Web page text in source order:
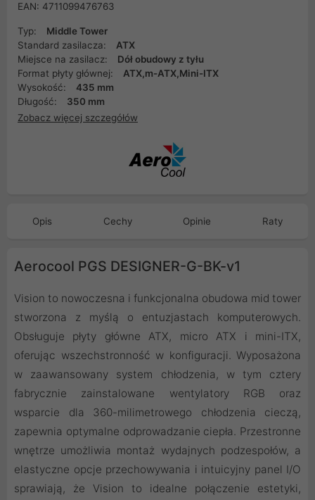
EAN: 4711099476763
Typ:
Middle Tower
Standard zasilacza:
ATX
Miejsce na zasilacz:
Dół obudowy z tyłu
Format płyty głównej:
ATX,m-ATX,Mini-ITX
Wysokość:
435 mm
Długość:
350 mm
Zobacz więcej szczegółów
Opis Cechy Opinie Raty
Aerocool PGS DESIGNER-G-BK-v1
Vision to nowoczesna i funkcjonalna obudowa mid tower
stworzona z myślą o entuzjastach komputerowych.
Obsługuje płyty główne ATX, micro ATX i mini-ITX,
oferując wszechstronność w konfiguracji. Wyposażona
w zaawansowany system chłodzenia, w tym cztery
fabrycznie zainstalowane wentylatory RGB oraz
wsparcie dla 360-milimetrowego chłodzenia cieczą,
zapewnia optymalne odprowadzanie ciepła. Przestronne
wnętrze umożliwia montaż wydajnych podzespołów, a
elastyczne opcje przechowywania i intuicyjny panel I/O
sprawiają, że Vision to idealne połączenie estetyki,